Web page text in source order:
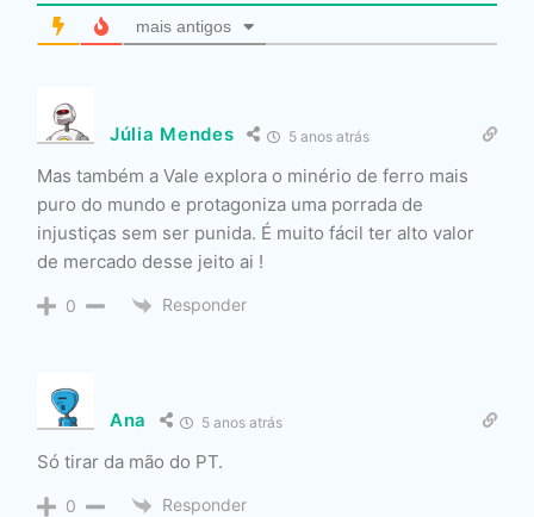
mais antigos
Júlia Mendes 5 anos atrás
Mas também a Vale explora o minério de ferro mais
puro do mundo e protagoniza uma porrada de
injustiças sem ser punida. É muito fácil ter alto valor
de mercado desse jeito ai !
0 Responder
Ana 5 anos atrás
Só tirar da mão do PT.
0 Responder